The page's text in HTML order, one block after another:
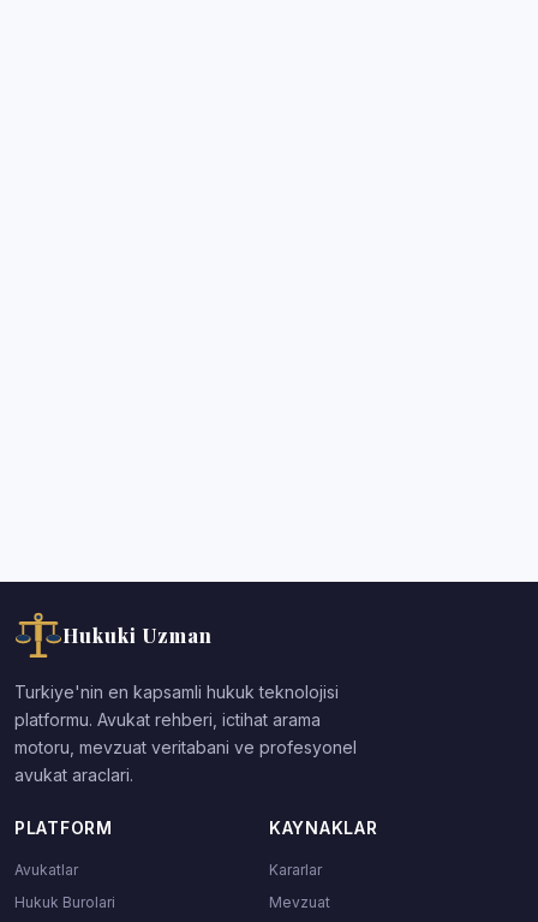
Hukuki Uzman
Turkiye'nin en kapsamli hukuk teknolojisi
platformu. Avukat rehberi, ictihat arama
motoru, mevzuat veritabani ve profesyonel
avukat araclari.
PLATFORM
Avukatlar
Hukuk Burolari
KAYNAKLAR
Kararlar
Mevzuat